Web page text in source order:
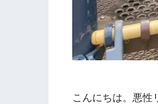
こんにちは。悪性